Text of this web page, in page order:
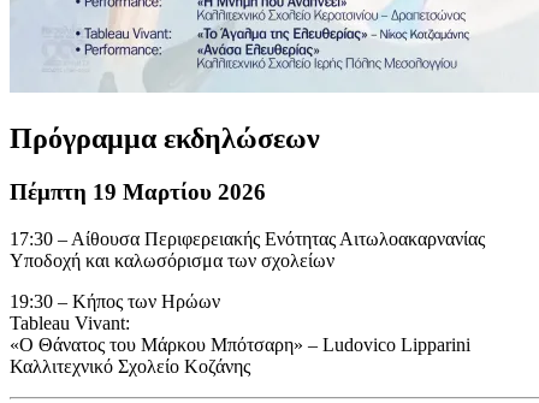
Πρόγραμμα εκδηλώσεων
Πέμπτη 19 Μαρτίου 2026
17:30 – Αίθουσα Περιφερειακής Ενότητας Αιτωλοακαρνανίας
Υποδοχή και καλωσόρισμα των σχολείων
19:30 – Κήπος των Ηρώων
Tableau Vivant:
«Ο Θάνατος του Μάρκου Μπότσαρη» – Ludovico Lipparini
Καλλιτεχνικό Σχολείο Κοζάνης